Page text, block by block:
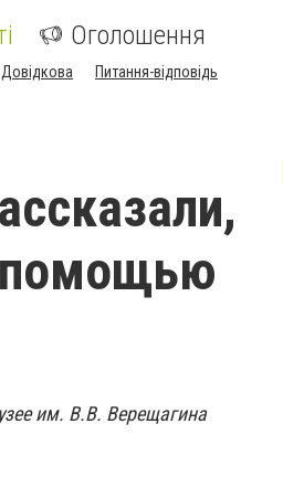
Оголошення
Довідкова Питання-відповідь
помощью
им. В.В. Верещагина